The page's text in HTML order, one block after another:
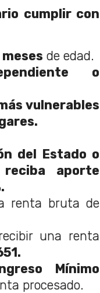
cumplir con
meses de edad.
o
vulnerables
del Estado o
aporte
renta bruta de
una renta
Mínimo
procesado.